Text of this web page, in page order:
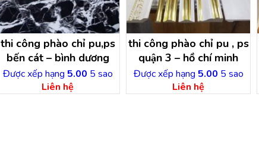
thi công phào chỉ pu,ps
bến cát – bình dương
Được xếp hạng 5.00 5 sao
Liên hệ
thi công phào chỉ pu , ps
quận 3 – hồ chí minh
Được xếp hạng 5.00 5 sao
Liên hệ